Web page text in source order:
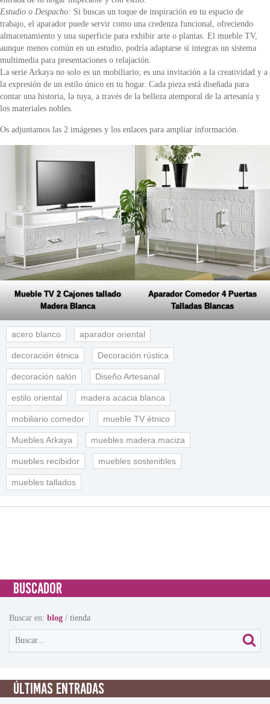
Estudio o Despacho: Si buscas un toque de inspiración en tu espacio de
trabajo, el aparador puede servir como una credenza funcional, ofreciendo
almacenamiento y una superficie para exhibir arte o plantas. El mueble TV,
aunque menos común en un estudio, podría adaptarse si integras un sistema
multimedia para presentaciones o relajación.
La serie Arkaya no solo es un mobiliario; es una invitación a la creatividad y a
la expresión de un estilo único en tu hogar. Cada pieza está diseñada para
contar una historia, la tuya, a través de la belleza atemporal de la artesanía y
los materiales nobles.
Os adjuntamos las 2 imágenes y los enlaces para ampliar información.
Mueble TV 2 Cajones tallado
Madera Blanca
Aparador Comedor 4 Puertas
Talladas Blancas
acero blanco aparador oriental
decoración étnica Decoración rústica
decoración salón Diseño Artesanal
estilo oriental madera acacia blanca
mobiliario comedor mueble TV étnico
Muebles Arkaya muebles madera maciza
muebles recibidor muebles sostenibles
muebles tallados
BUSCADOR
Buscar en: blog / tienda
ÚLTIMAS ENTRADAS